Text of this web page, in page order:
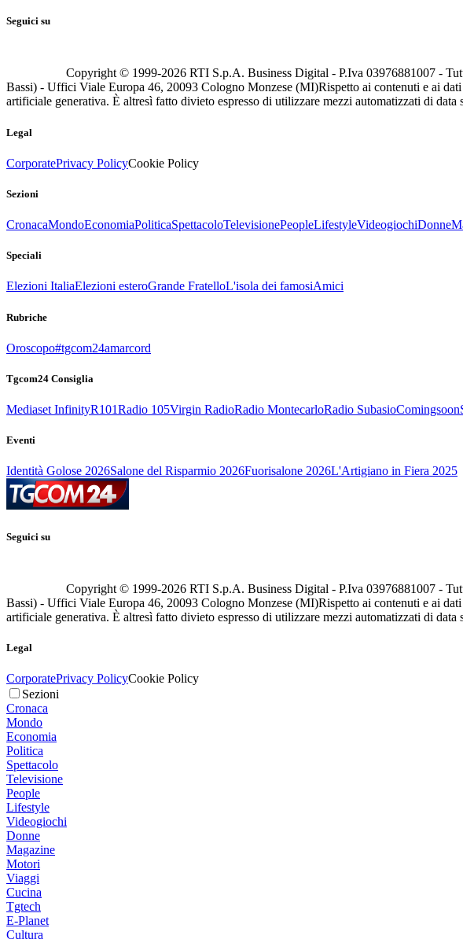
Seguici su
Copyright © 1999-2026 RTI S.p.A. Business Digital - P.Iva 03976881007 -
Bassi) - Uffici Viale Europa 46, 20093 Cologno Monzese (MI)Rispetto ai contenuti e ai
artificiale generativa. È altresì fatto divieto espresso di utilizzare mezzi automatizzati di data
Legal
CorporatePrivacy PolicyCookie Policy
Sezioni
CronacaMondoEconomiaPoliticaSpettacoloTelevisionePeopleLifestyleVideogiochiDonne
Speciali
Elezioni ItaliaElezioni esteroGrande FratelloL'isola dei famosiAmici
Rubriche
Oroscopo#tgcom24amarcord
Tgcom24 Consiglia
Mediaset InfinityR101Radio 105Virgin RadioRadio MontecarloRadio SubasioComingsoon
Eventi
Identità Golose 2026Salone del Risparmio 2026Fuorisalone 2026L'Artigiano in Fiera 2025
Seguici su
Copyright © 1999-2026 RTI S.p.A. Business Digital - P.Iva 03976881007 -
Bassi) - Uffici Viale Europa 46, 20093 Cologno Monzese (MI)Rispetto ai contenuti e ai
artificiale generativa. È altresì fatto divieto espresso di utilizzare mezzi automatizzati di data
Legal
CorporatePrivacy PolicyCookie Policy
Sezioni
Cronaca
Mondo
Economia
Politica
Spettacolo
Televisione
People
Lifestyle
Videogiochi
Donne
Magazine
Motori
Viaggi
Cucina
Tgtech
E-Planet
Cultura